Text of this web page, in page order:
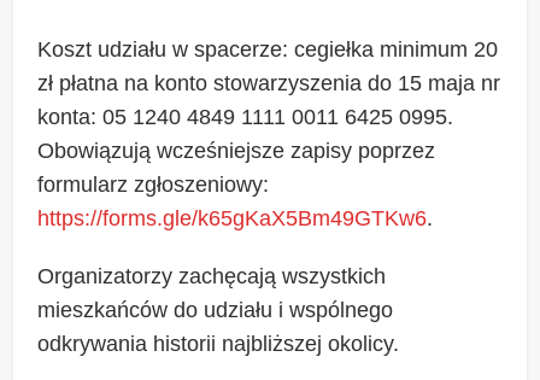
Koszt udziału w spacerze: cegiełka minimum 20
zł płatna na konto stowarzyszenia do 15 maja nr
konta: 05 1240 4849 1111 0011 6425 0995.
Obowiązują wcześniejsze zapisy poprzez
formularz zgłoszeniowy:
https://forms.gle/k65gKaX5Bm49GTKw6.
Organizatorzy zachęcają wszystkich
mieszkańców do udziału i wspólnego
odkrywania historii najbliższej okolicy.